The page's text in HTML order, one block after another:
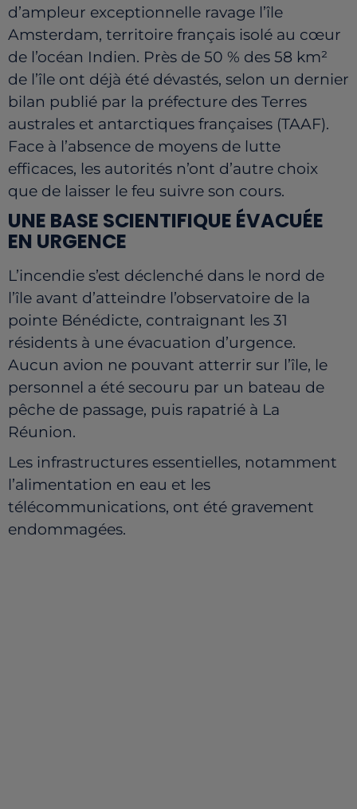
d’ampleur exceptionnelle ravage l’île
Amsterdam, territoire français isolé au cœur
de l’océan Indien. Près de 50 % des 58 km²
de l’île ont déjà été dévastés, selon un dernier
bilan publié par la préfecture des Terres
australes et antarctiques françaises (TAAF).
Face à l’absence de moyens de lutte
efficaces, les autorités n’ont d’autre choix
que de laisser le feu suivre son cours.
UNE BASE SCIENTIFIQUE ÉVACUÉE
EN URGENCE
L’incendie s’est déclenché dans le nord de
l’île avant d’atteindre l’observatoire de la
pointe Bénédicte, contraignant les 31
résidents à une évacuation d’urgence.
Aucun avion ne pouvant atterrir sur l’île, le
personnel a été secouru par un bateau de
pêche de passage, puis rapatrié à La
Réunion.
Les infrastructures essentielles, notamment
l’alimentation en eau et les
télécommunications, ont été gravement
endommagées.